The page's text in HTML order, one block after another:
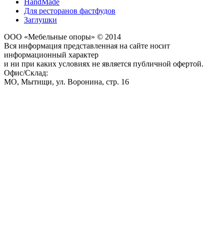
Для ресторанов фастфудов
Заглушки
ООО «Мебельные опоры» © 2014
Вся информация представленная на сайте носит
информационный характер
и ни при каких условиях не является публичной офертой.
Офис/Склад:
МО, Мытищи, ул. Воронина, стр. 16